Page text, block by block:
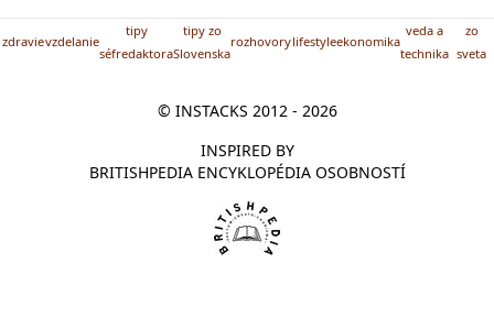
zdravievzdelanie
tipy
séfredaktora
tipy zo
Slovenska
rozhovorylifestyleekonomika
veda a
technika
zo
sveta
© INSTACKS 2012 - 2026
INSPIRED BY
BRITISHPEDIA ENCYKLOPÉDIA OSOBNOSTÍ